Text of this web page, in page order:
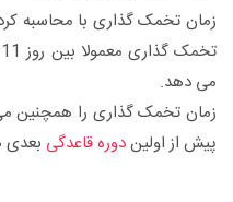
زمان تخمک گذاری با محاسبه
می دهد.
پیش از اولیندوره قاعدگی بعدی